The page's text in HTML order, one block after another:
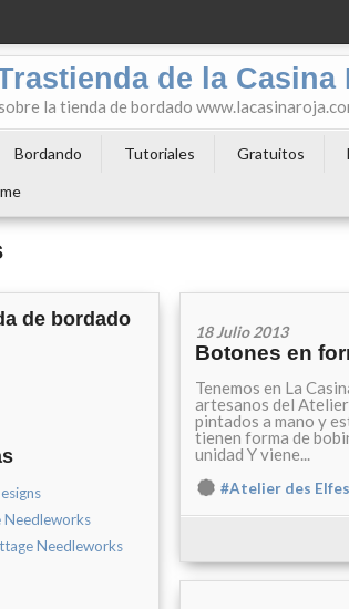
de la Casina
la tienda de bordado
Bordando Tutoriales Gratuitos
de bordado
Needleworks
Needleworks
18 Julio 2013
Botones en
Tenemos en La
artesanos del
pintados a mano y
tienen forma de
unidad Y viene...
#Atelier des Elfes